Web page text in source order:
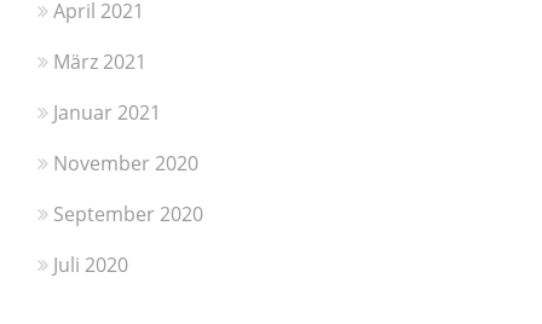
April 2021
März 2021
Januar 2021
November 2020
September 2020
Juli 2020